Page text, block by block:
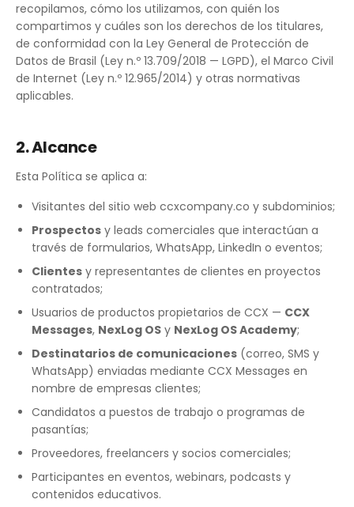
recopilamos, cómo los utilizamos, con quién los
compartimos y cuáles son los derechos de los titulares,
de conformidad con la Ley General de Protección de
Datos de Brasil (Ley n.º 13.709/2018 — LGPD), el Marco Civil
de Internet (Ley n.º 12.965/2014) y otras normativas
aplicables.
2. Alcance
Esta Política se aplica a:
Visitantes del sitio web ccxcompany.co y subdominios;
Prospectos y leads comerciales que interactúan a
través de formularios, WhatsApp, LinkedIn o eventos;
Clientes y representantes de clientes en proyectos
contratados;
Usuarios de productos propietarios de CCX — CCX
Messages, NexLog OS y NexLog OS Academy;
Destinatarios de comunicaciones (correo, SMS y
WhatsApp) enviadas mediante CCX Messages en
nombre de empresas clientes;
Candidatos a puestos de trabajo o programas de
pasantías;
Proveedores, freelancers y socios comerciales;
Participantes en eventos, webinars, podcasts y
contenidos educativos.